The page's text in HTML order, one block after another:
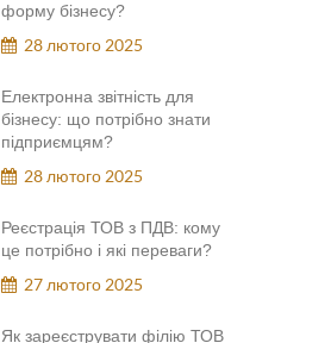
форму бізнесу?
28 лютого 2025
Електронна звітність для
бізнесу: що потрібно знати
підприємцям?
28 лютого 2025
Реєстрація ТОВ з ПДВ: кому
це потрібно і які переваги?
27 лютого 2025
Як зареєструвати філію ТОВ